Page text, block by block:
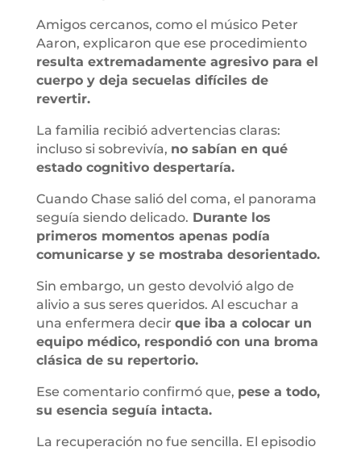
Amigos cercanos, como el músico Peter
Aaron, explicaron que ese procedimiento
resulta extremadamente agresivo para el
cuerpo y deja secuelas difíciles de
revertir.
La familia recibió advertencias claras:
incluso si sobrevivía, no sabían en qué
estado cognitivo despertaría.
Cuando Chase salió del coma, el panorama
seguía siendo delicado. Durante los
primeros momentos apenas podía
comunicarse y se mostraba desorientado.
Sin embargo, un gesto devolvió algo de
alivio a sus seres queridos. Al escuchar a
una enfermera decir que iba a colocar un
equipo médico, respondió con una broma
clásica de su repertorio.
Ese comentario confirmó que, pese a todo,
su esencia seguía intacta.
La recuperación no fue sencilla. El episodio